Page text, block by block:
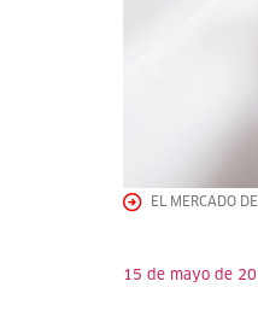
EL MERCADO
15 de mayo de